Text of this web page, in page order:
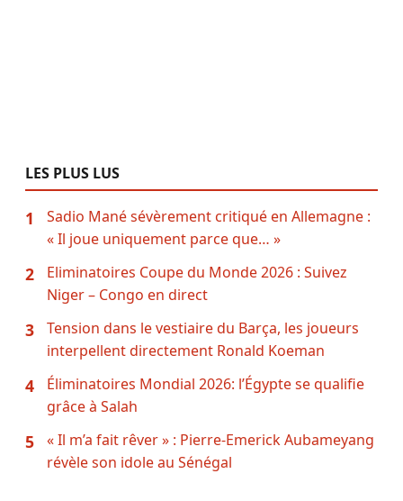
LES PLUS LUS
1
Sadio Mané sévèrement critiqué en Allemagne :
« Il joue uniquement parce que… »
2
Eliminatoires Coupe du Monde 2026 : Suivez
Niger – Congo en direct
3
Tension dans le vestiaire du Barça, les joueurs
interpellent directement Ronald Koeman
4
Éliminatoires Mondial 2026: l’Égypte se qualifie
grâce à Salah
5
« Il m’a fait rêver » : Pierre-Emerick Aubameyang
révèle son idole au Sénégal